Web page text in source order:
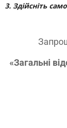
3. Здійсніть
«Загальні